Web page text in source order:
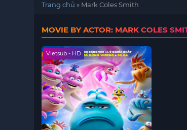
Trang chủ » Mark Coles Smith
MOVIE BY ACTOR: MARK COLES
Vietsub - HD